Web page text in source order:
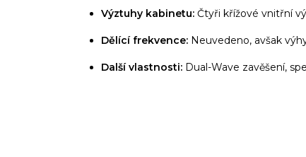
Výztuhy kabinetu: Čtyři křížové vnitřní
Dělící frekvence: Neuvedeno, avšak
Další vlastnosti: Dual-Wave zavěšení,